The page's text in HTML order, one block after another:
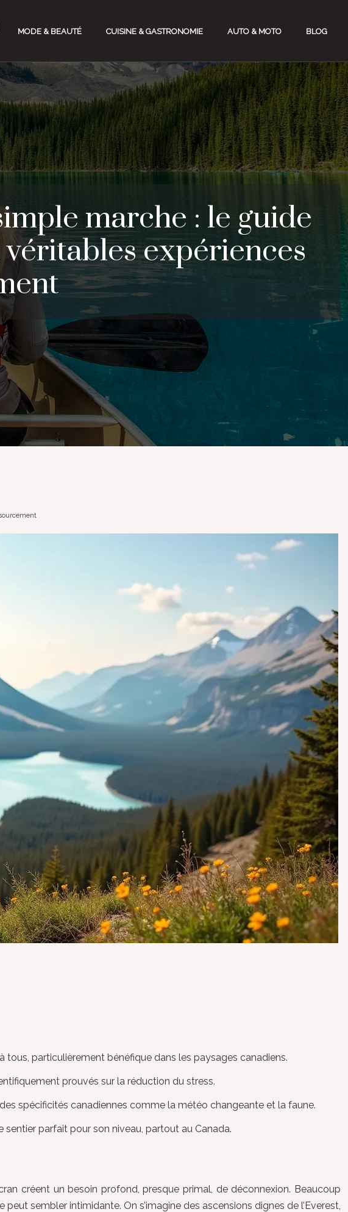
MODE & BEAUTÉ CUISINE & GASTRONOMIE AUTO & MOTO BLOG
marche : le guide
expériences
tous, particulièrement bénéfique dans les paysages canadiens.
prouvés sur la réduction du stress.
spécificités canadiennes comme la météo changeante et la faune.
parfait pour son niveau, partout au Canada.
créent un besoin profond, presque primal, de déconnexion. Beaucoup
sembler intimidante. On s’imagine des ascensions dignes de l’Everest,